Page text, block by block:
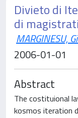
Divieto di
di magistrati
MARGINESU,
2006-01-01
Abstract
The costituional
kosmos iteration